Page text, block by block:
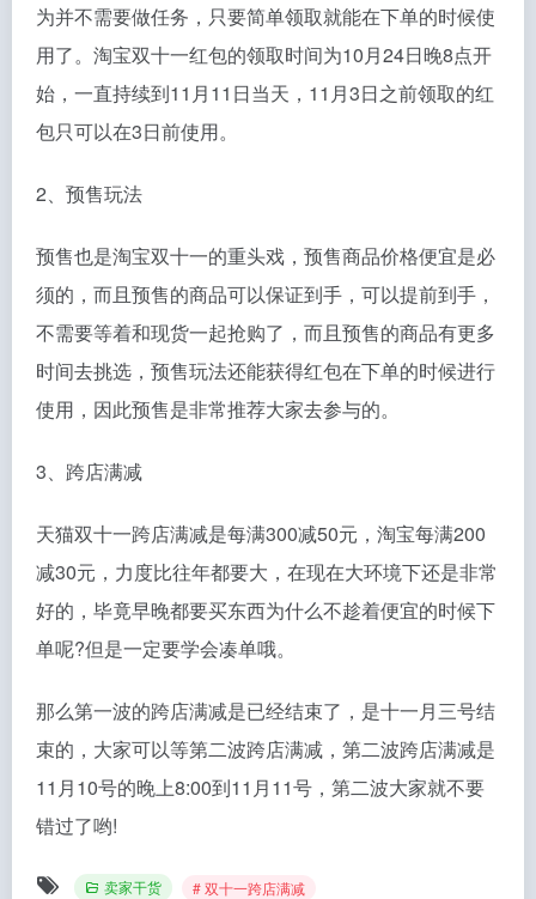
为并不需要做任务，只要简单领取就能在下单的时候使
用了。淘宝双十一红包的领取时间为10月24日晚8点开
始，一直持续到11月11日当天，11月3日之前领取的红
包只可以在3日前使用。
2、预售玩法
预售也是淘宝双十一的重头戏，预售商品价格便宜是必
须的，而且预售的商品可以保证到手，可以提前到手，
不需要等着和现货一起抢购了，而且预售的商品有更多
时间去挑选，预售玩法还能获得红包在下单的时候进行
使用，因此预售是非常推荐大家去参与的。
3、跨店满减
天猫双十一跨店满减是每满300减50元，淘宝每满200
减30元，力度比往年都要大，在现在大环境下还是非常
好的，毕竟早晚都要买东西为什么不趁着便宜的时候下
单呢?但是一定要学会凑单哦。
那么第一波的跨店满减是已经结束了，是十一月三号结
束的，大家可以等第二波跨店满减，第二波跨店满减是
11月10号的晚上8:00到11月11号，第二波大家就不要
错过了哟!
卖家干货
# 双十一跨店满减